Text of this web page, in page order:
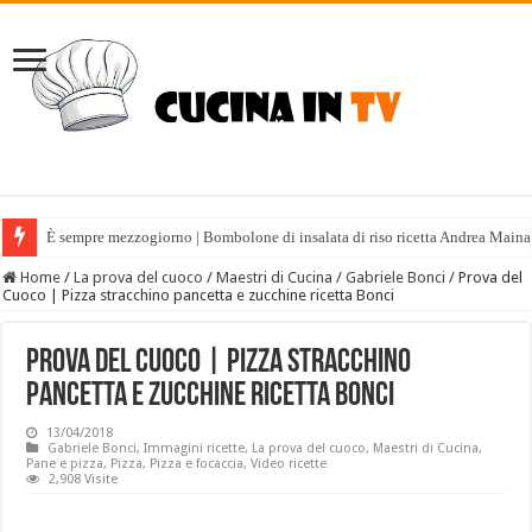
È sempre mezzogiorno | Bombolone di insalata di riso ricetta Andrea
Home / La prova del cuoco / Maestri di Cucina / Gabriele Bonci / Prova del
Cuoco | Pizza stracchino pancetta e zucchine ricetta Bonci
Prova del Cuoco | Pizza stracchino
pancetta e zucchine ricetta Bonci
13/04/2018
Gabriele Bonci,Immagini ricette, La prova del cuoco, Maestri di Cucina,
Pane e pizza, Pizza, Pizza e focaccia,Video ricette
2,908 Visite